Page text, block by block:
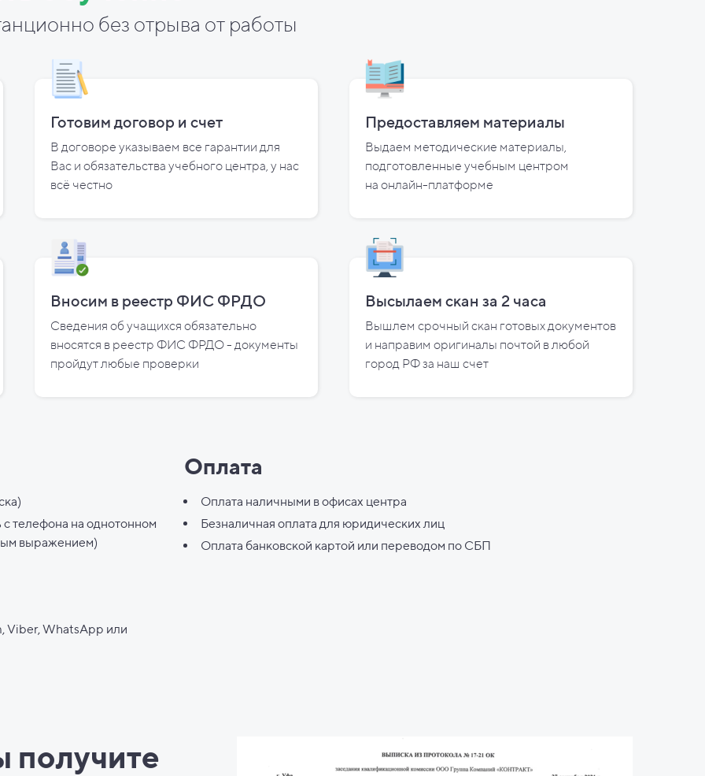
без отрыва от работы
Готовим договор и счет
В договоре указываем все гарантии для
Вас и обязательства учебного центра, у нас
всё честно
Предоставляем материалы
Выдаем методические материалы,
подготовленные учебным центром
на онлайн-платформе
Вносим в реестр ФИС ФРДО
Сведения об учащихся обязательно
вносятся в реестр ФИС ФРДО - документы
пройдут любые проверки
Высылаем скан за 2 часа
Вышлем срочный скан готовых документов
и направим оригиналы почтой в любой
город РФ за наш счет
телефона на однотонном
выражением)
Viber, WhatsApp или
Оплата
Оплата наличными в офисах центра
Безналичная оплата для юридических лиц
Оплата банковской картой или переводом по СБП
получите